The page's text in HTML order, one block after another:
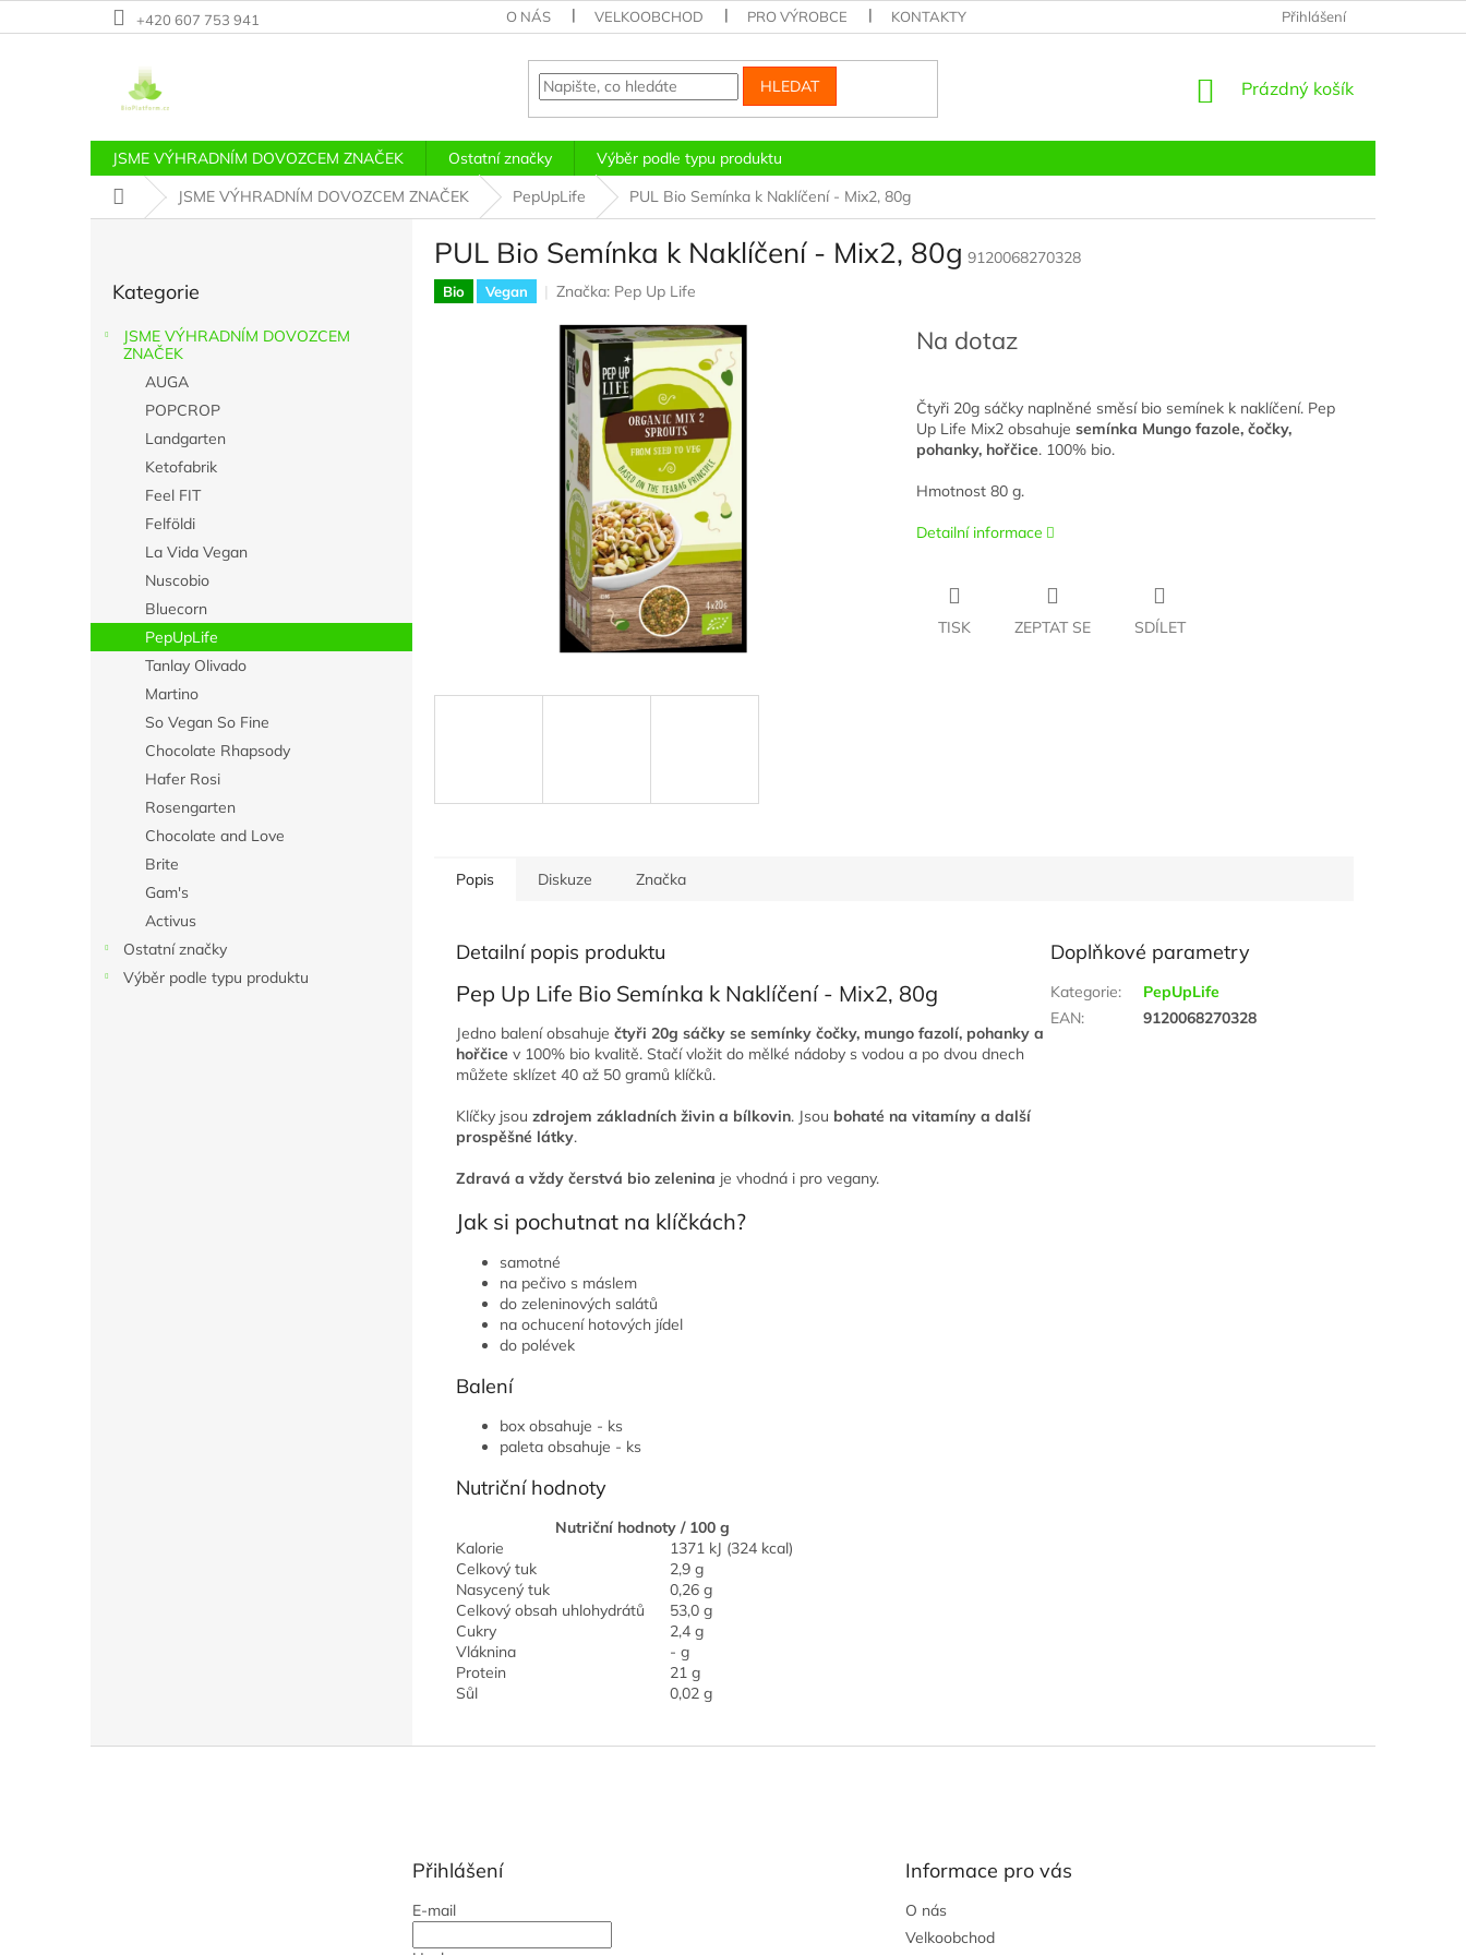
na
+420 607 753 941 O NÁS VELKOOBCHOD PRO VÝROBCE KONTAKTY OBCHODNÍ
Přihlášení
HLEDAT
NÁKUPNÍ
Prázdný košík
JSME VÝHRADNÍM DOVOZCEM ZNAČEK Ostatní značky
Výběr podle typu produktu
Domů
JSME VÝHRADNÍM DOVOZCEM ZNAČEK PepUpLife PUL Bio Semínka k Naklíčení - Mix2, 80g
kategorie
Kategorie
JSME VÝHRADNÍM DOVOZCEM
ZNAČEK
AUGA
POPCROP
Landgarten
Ketofabrik
Feel FIT
Felföldi
La Vida Vegan
Nuscobio
Bluecorn
PepUpLife
Tanlay Olivado
Martino
So Vegan So Fine
Chocolate Rhapsody
Hafer Rosi
Rosengarten
Chocolate and Love
Brite
Gam's
Activus
Ostatní značky
Výběr podle typu produktu
PUL Bio Semínka k Naklíčení - Mix2, 80g 9120068270328
Bio Vegan Značka: Pep Up Life
Na dotaz
Čtyři 20g sáčky naplněné směsí bio semínek k naklíčení. Pep
Up Life Mix2 obsahuje semínka Mungo fazole, čočky,
pohanky, hořčice. 100% bio.
Hmotnost 80 g.
Detailní informace
TISK ZEPTAT SE SDÍLET
Popis Diskuze Značka
Detailní popis produktu
Pep Up Life Bio Semínka k Naklíčení - Mix2, 80g
Jedno balení obsahuje čtyři 20g sáčky se semínky čočky, mungo fazolí, pohanky a
hořčice v 100% bio kvalitě. Stačí vložit do mělké nádoby s vodou a po dvou dnech
můžete sklízet 40 až 50 gramů klíčků.
Klíčky jsou zdrojem základních živin a bílkovin. Jsou bohaté na vitamíny a další
prospěšné látky.
Zdravá a vždy čerstvá bio zelenina je vhodná i pro vegany.
Jak si pochutnat na klíčkách?
samotné
na pečivo s máslem
do zeleninových salátů
na ochucení hotových jídel
do polévek
Balení
box obsahuje - ks
paleta obsahuje - ks
Nutriční hodnoty
Nutriční hodnoty / 100 g
Kalorie
1371 kJ (324 kcal)
Celkový tuk
2,9 g
Nasycený tuk
0,26 g
Celkový obsah uhlohydrátů
53,0 g
Cukry
2,4 g
Vláknina
- g
Protein
21 g
Sůl
0,02 g
Doplňkové parametry
Kategorie:
PepUpLife
EAN: 9120068270328
Přihlášení
E-mail
Informace pro vás
O nás
Velkoobchod